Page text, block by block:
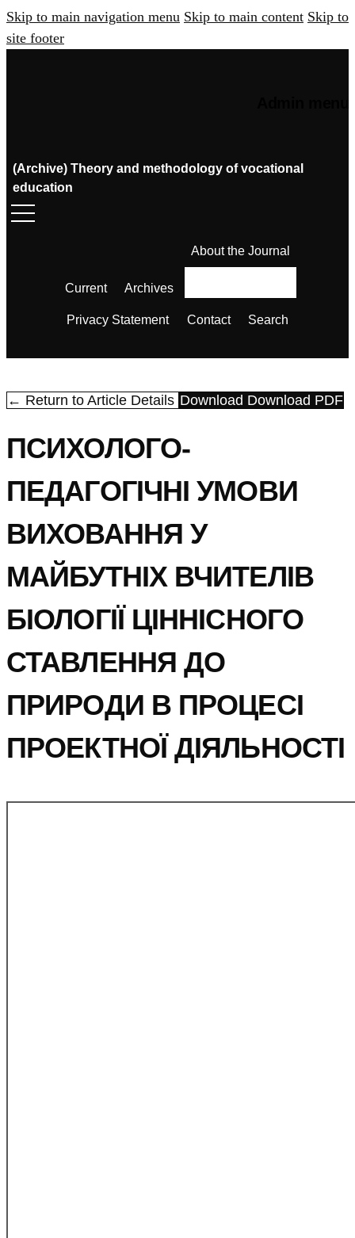
Skip to main navigation menu Skip to main content Skip to
site footer
(Archive) Theory and methodology of vocational
education
Current Archives
About the Journal
Privacy Statement Contact Search
← Return to Article Details Download Download PDF
ПСИХОЛОГО-
ПЕДАГОГІЧНІ УМОВИ
ВИХОВАННЯ У
МАЙБУТНІХ ВЧИТЕЛІВ
БІОЛОГІЇ ЦІННІСНОГО
СТАВЛЕННЯ ДО
ПРИРОДИ В ПРОЦЕСІ
ПРОЕКТНОЇ ДІЯЛЬНОСТІ